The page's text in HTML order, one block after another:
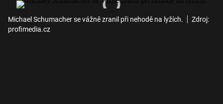
Michael Schumacher se vážně zranil při nehodě na lyžích.
Zdroj:
profimedia.cz